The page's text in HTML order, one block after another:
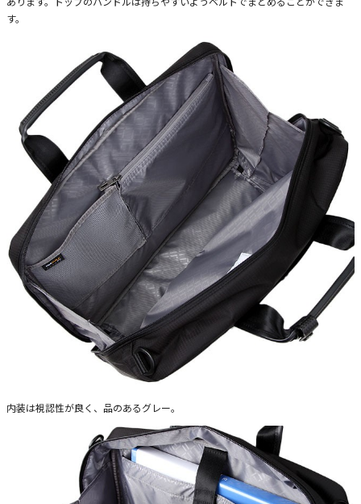
す。
内装は視認性が良く、品のあるグレー。